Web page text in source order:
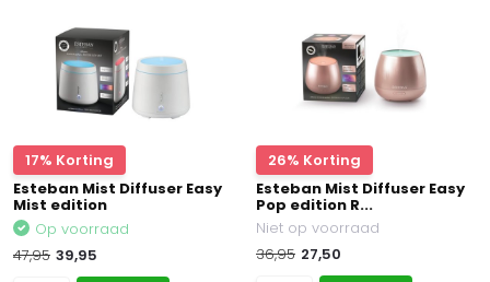
17% Korting
Esteban Mist Diffuser Easy
Mist edition
Op voorraad
47,95 39,95
26% Korting
Esteban Mist Diffuser Easy
Pop edition R...
Niet op voorraad
36,95 27,50